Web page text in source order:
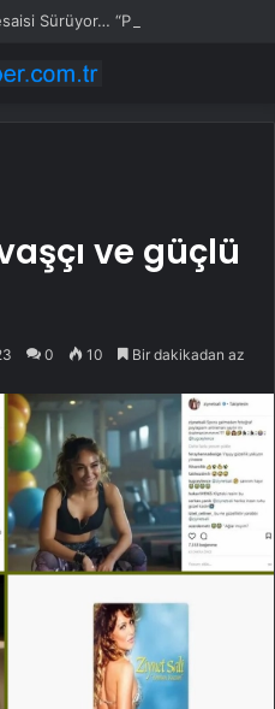
ve güçlü
0 10 Bir dakikadan az